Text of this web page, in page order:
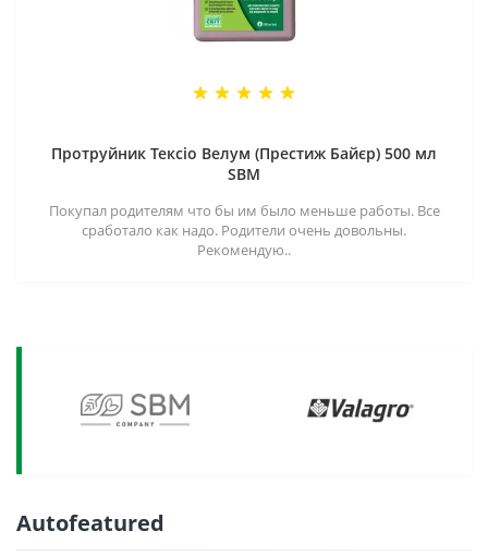
Протруйник Тексіо Велум (Престиж Байєр) 500 мл
SBM
Покупал родителям что бы им было меньше работы. Все
сработало как надо. Родители очень довольны.
Рекомендую..
Autofeatured